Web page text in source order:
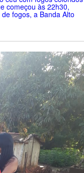
começou às 22h30,
fogos, a Banda Alto